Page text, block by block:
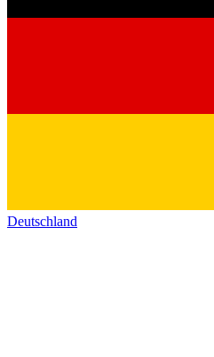
Deutschland